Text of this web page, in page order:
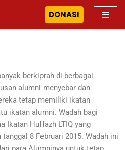
DONASI
berkiprah di berbagai
alumni menyebar dan
tetap memiliki ikatan
ikatan alumni. Wadah bagi
Ikatan Huffazh LTIQ yang
8 Februari 2015. Wadah ini